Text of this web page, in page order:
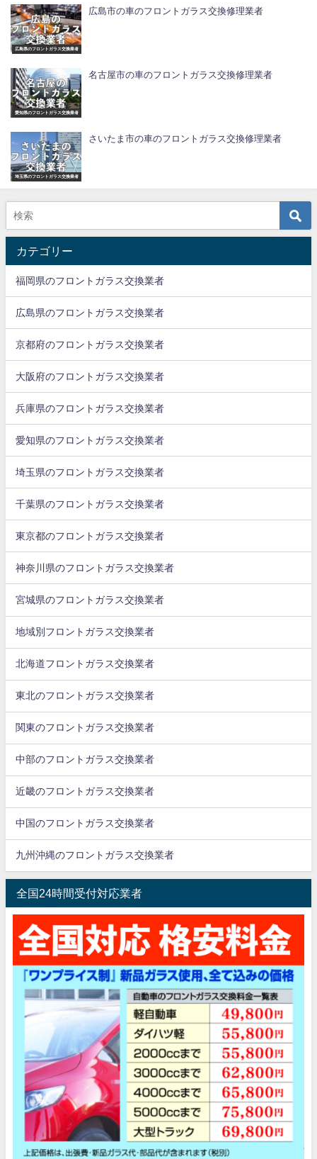
広島県のフロントガラス交換業者
広島市の車のフロントガラス交換修理業者
愛知県のフロントガラス交換業者
名古屋市の車のフロントガラス交換修理業者
埼玉県のフロントガラス交換業者
さいたま市の車のフロントガラス交換修理業者
カテゴリー
福岡県のフロントガラス交換業者
広島県のフロントガラス交換業者
京都府のフロントガラス交換業者
大阪府のフロントガラス交換業者
兵庫県のフロントガラス交換業者
愛知県のフロントガラス交換業者
埼玉県のフロントガラス交換業者
千葉県のフロントガラス交換業者
東京都のフロントガラス交換業者
神奈川県のフロントガラス交換業者
宮城県のフロントガラス交換業者
地域別フロントガラス交換業者
北海道フロントガラス交換業者
東北のフロントガラス交換業者
関東のフロントガラス交換業者
中部のフロントガラス交換業者
近畿のフロントガラス交換業者
中国のフロントガラス交換業者
九州沖縄のフロントガラス交換業者
全国24時間受付対応業者